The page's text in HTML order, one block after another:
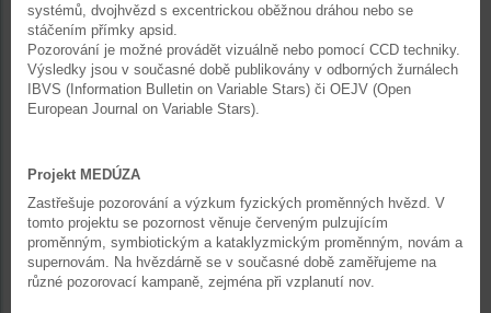
systémů, dvojhvězd s excentrickou oběžnou dráhou nebo se
stáčením přímky apsid.
Pozorování je možné provádět vizuálně nebo pomocí CCD techniky.
Výsledky jsou v současné době publikovány v odborných žurnálech
IBVS (Information Bulletin on Variable Stars) či OEJV (Open
European Journal on Variable Stars).
Projekt MEDÚZA
Zastřešuje pozorování a výzkum fyzických proměnných hvězd. V
tomto projektu se pozornost věnuje červeným pulzujícím
proměnným, symbiotickým a kataklyzmickým proměnným, novám a
supernovám. Na hvězdárně se v současné době zaměřujeme na
různé pozorovací kampaně, zejména při vzplanutí nov.